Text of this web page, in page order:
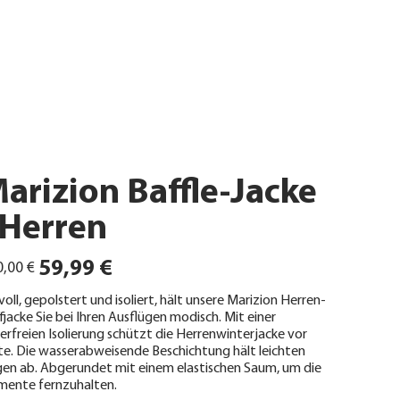
Baffle-Jacke
Herren
€ Angebotspreis
59,99 €
gepolstert und isoliert, hält unsere Marizion Herren-
Sie bei Ihren Ausflügen modisch. Mit einer
Isolierung schützt die Herrenwinterjacke vor
Die wasserabweisende Beschichtung hält leichten
ab. Abgerundet mit einem elastischen Saum, um die
fernzuhalten.